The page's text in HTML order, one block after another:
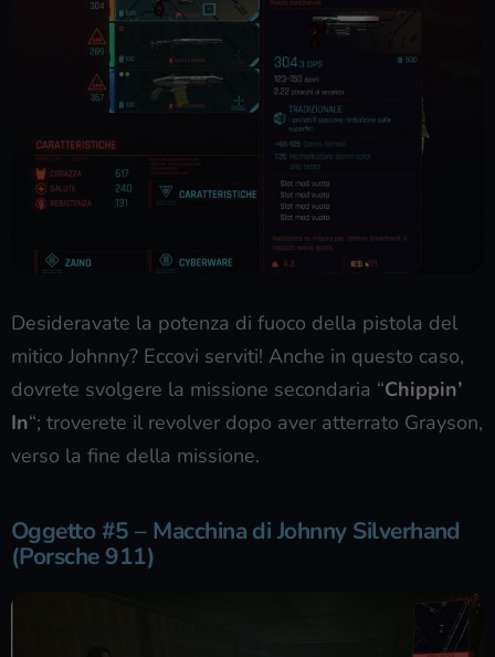
Desideravate la potenza di fuoco della pistola del
mitico Johnny? Eccovi serviti! Anche in questo caso,
dovrete svolgere la missione secondaria “Chippin’
In“; troverete il revolver dopo aver atterrato Grayson,
verso la fine della missione.
Oggetto #5 – Macchina di Johnny Silverhand
(Porsche 911)